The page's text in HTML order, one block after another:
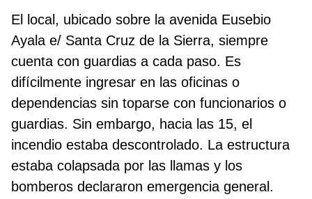
El local, ubicado sobre la avenida Eusebio
Ayala e/ Santa Cruz de la Sierra, siempre
cuenta con guardias a cada paso. Es
difícilmente ingresar en las oficinas o
dependencias sin toparse con funcionarios o
guardias. Sin embargo, hacia las 15, el
incendio estaba descontrolado. La estructura
estaba colapsada por las llamas y los
bomberos declararon emergencia general.